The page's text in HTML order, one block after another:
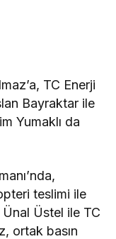
TC Enerji
Bayraktar ile
Yumaklı da
teslimi ile
Üstel ile TC
ortak basın